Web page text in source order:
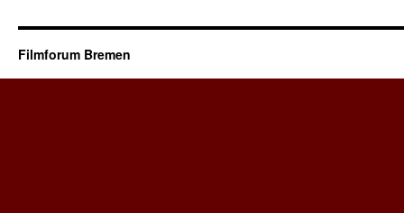
Filmforum Bremen